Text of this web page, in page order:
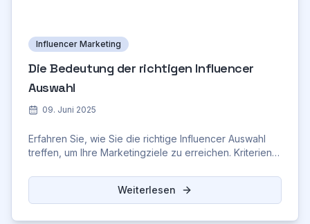
Influencer Marketing
Die Bedeutung der richtigen Influencer
Auswahl
09. Juni 2025
Erfahren Sie, wie Sie die richtige Influencer Auswahl
treffen, um Ihre Marketingziele zu erreichen. Kriterien,
Weiterlesen